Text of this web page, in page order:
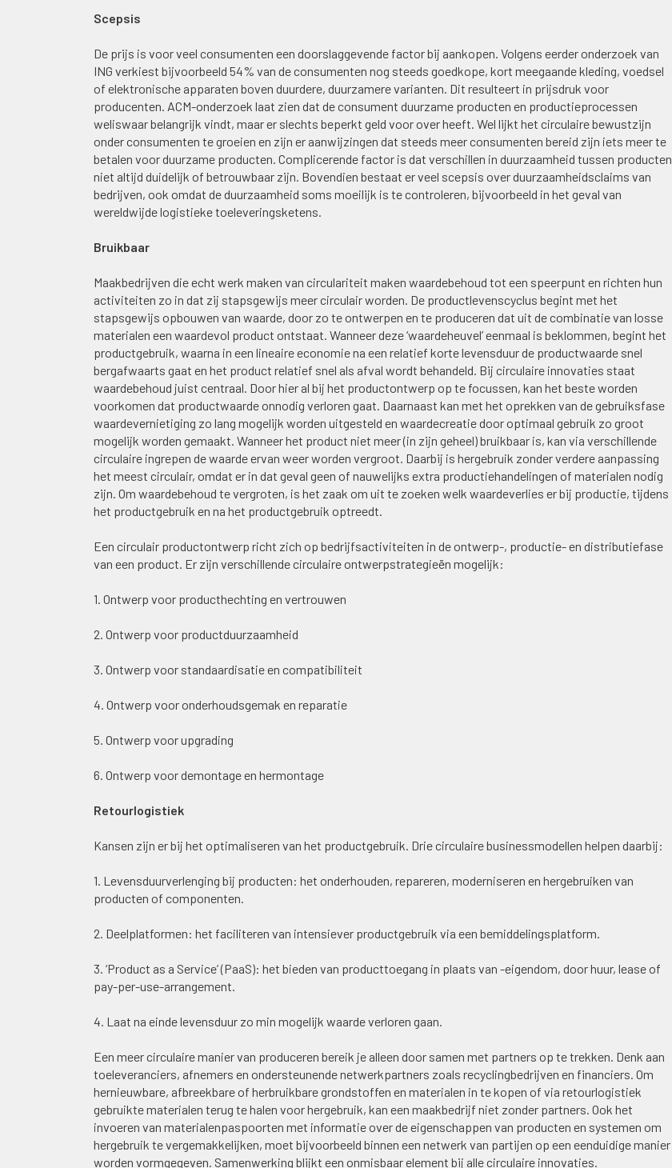
Scepsis
De prijs is voor veel consumenten een doorslaggevende factor bij aankopen. Volgens eerder onderzoek van
ING verkiest bijvoorbeeld 54% van de consumenten nog steeds goedkope, kort meegaande kleding, voedsel
of elektronische apparaten boven duurdere, duurzamere varianten. Dit resulteert in prijsdruk voor
producenten. ACM-onderzoek laat zien dat de consument duurzame producten en productieprocessen
weliswaar belangrijk vindt, maar er slechts beperkt geld voor over heeft. Wel lijkt het circulaire bewustzijn
onder consumenten te groeien en zijn er aanwijzingen dat steeds meer consumenten bereid zijn iets meer te
betalen voor duurzame producten. Complicerende factor is dat verschillen in duurzaamheid tussen producten
niet altijd duidelijk of betrouwbaar zijn. Bovendien bestaat er veel scepsis over duurzaamheidsclaims van
bedrijven, ook omdat de duurzaamheid soms moeilijk is te controleren, bijvoorbeeld in het geval van
wereldwijde logistieke toeleveringsketens.
Bruikbaar
Maakbedrijven die echt werk maken van circulariteit maken waardebehoud tot een speerpunt en richten hun
activiteiten zo in dat zij stapsgewijs meer circulair worden. De productlevenscyclus begint met het
stapsgewijs opbouwen van waarde, door zo te ontwerpen en te produceren dat uit de combinatie van losse
materialen een waardevol product ontstaat. Wanneer deze ‘waardeheuvel’ eenmaal is beklommen, begint het
productgebruik, waarna in een lineaire economie na een relatief korte levensduur de productwaarde snel
bergafwaarts gaat en het product relatief snel als afval wordt behandeld. Bij circulaire innovaties staat
waardebehoud juist centraal. Door hier al bij het productontwerp op te focussen, kan het beste worden
voorkomen dat productwaarde onnodig verloren gaat. Daarnaast kan met het oprekken van de gebruiksfase
waardevernietiging zo lang mogelijk worden uitgesteld en waardecreatie door optimaal gebruik zo groot
mogelijk worden gemaakt. Wanneer het product niet meer (in zijn geheel) bruikbaar is, kan via verschillende
circulaire ingrepen de waarde ervan weer worden vergroot. Daarbij is hergebruik zonder verdere aanpassing
het meest circulair, omdat er in dat geval geen of nauwelijks extra productiehandelingen of materialen nodig
zijn. Om waardebehoud te vergroten, is het zaak om uit te zoeken welk waardeverlies er bij productie, tijdens
het productgebruik en na het productgebruik optreedt.
Een circulair productontwerp richt zich op bedrijfsactiviteiten in de ontwerp-, productie- en distributiefase
van een product. Er zijn verschillende circulaire ontwerpstrategieën mogelijk:
1. Ontwerp voor producthechting en vertrouwen
2. Ontwerp voor productduurzaamheid
3. Ontwerp voor standaardisatie en compatibiliteit
4. Ontwerp voor onderhoudsgemak en reparatie
5. Ontwerp voor upgrading
6. Ontwerp voor demontage en hermontage
Retourlogistiek
Kansen zijn er bij het optimaliseren van het productgebruik. Drie circulaire businessmodellen helpen daarbij:
1. Levensduurverlenging bij producten: het onderhouden, repareren, moderniseren en hergebruiken van
producten of componenten.
2. Deelplatformen: het faciliteren van intensiever productgebruik via een bemiddelingsplatform.
3. ‘Product as a Service’ (PaaS): het bieden van producttoegang in plaats van -eigendom, door huur, lease of
pay-per-use-arrangement.
4. Laat na einde levensduur zo min mogelijk waarde verloren gaan.
Een meer circulaire manier van produceren bereik je alleen door samen met partners op te trekken. Denk aan
toeleveranciers, afnemers en ondersteunende netwerkpartners zoals recyclingbedrijven en financiers. Om
hernieuwbare, afbreekbare of herbruikbare grondstoffen en materialen in te kopen of via retourlogistiek
gebruikte materialen terug te halen voor hergebruik, kan een maakbedrijf niet zonder partners. Ook het
invoeren van materialenpaspoorten met informatie over de eigenschappen van producten en systemen om
hergebruik te vergemakkelijken, moet bijvoorbeeld binnen een netwerk van partijen op een eenduidige manier
worden vormgegeven. Samenwerking blijkt een onmisbaar element bij alle circulaire innovaties.